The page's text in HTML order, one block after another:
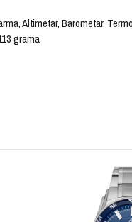
Altimetar, Barometar,
grama